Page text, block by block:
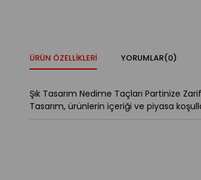
ÜRÜN ÖZELLIKLERI YORUMLAR(0)
Şık Tasarım Nedime Taçları Partinize
Tasarım, ürünlerin içeriği ve piyasa